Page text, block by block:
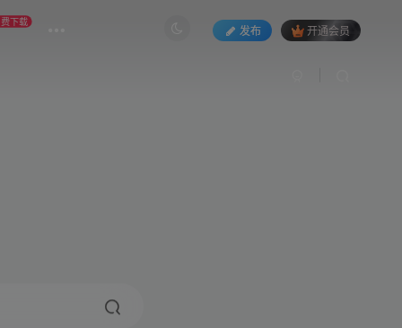
下载
发布 开通会员